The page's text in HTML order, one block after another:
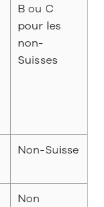
B ou C
pour les
non-
Suisses
Non-Suisse
Non